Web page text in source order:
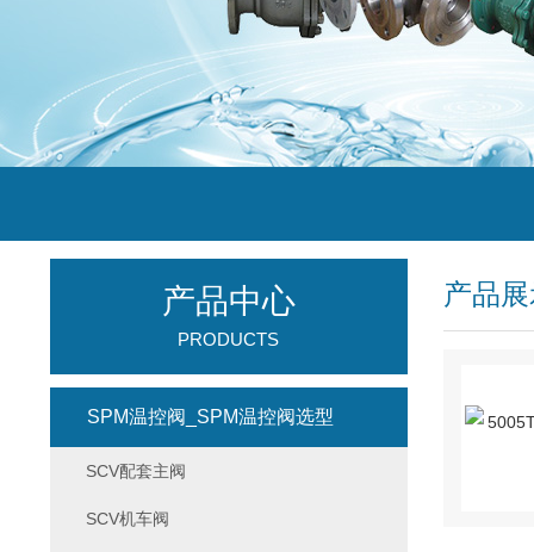
产品
产品中心
PRODUCTS
SPM温控阀_SPM温控阀选型
SCV配套主阀
SCV机车阀